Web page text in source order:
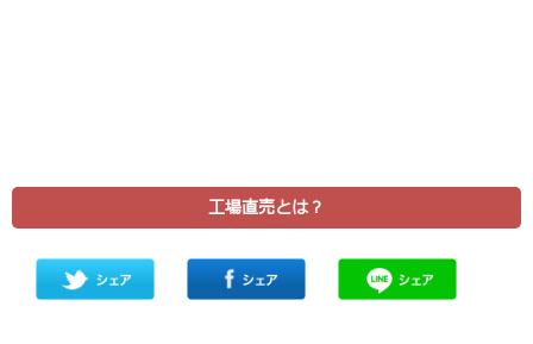
工場直売とは？